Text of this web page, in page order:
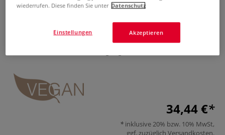
Klassisches Aquarell-Pinselset "Le Complet" mit 3
Naturhaarpinseln in nichts nachstehen. Optimal für
Aquarell-, Seidenmalerei und Tuschearbeiten. Für feine
34,44 €
inklusive 20% bzw. 10% MwSt,
ggf. zuzüglich Versandkosten.
wiederrufen. Diese finden Sie unter Datenschutz
Akzeptieren
Einstellungen